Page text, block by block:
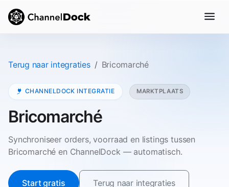
Terug naar integraties Bricomarché
CHANNELDOCK INTEGRATIE MARKTPLAATS
Bricomarché
Synchroniseer orders, voorraad en listings tussen
Bricomarché en ChannelDock — automatisch.
Start gratis Terug naar integraties